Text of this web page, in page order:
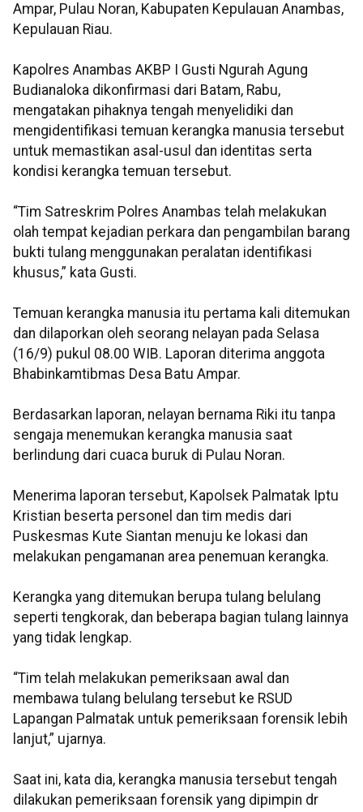
Ampar, Pulau Noran, Kabupaten Kepulauan Anambas,
Kepulauan Riau.
Kapolres Anambas AKBP I Gusti Ngurah Agung
Budianaloka dikonfirmasi dari Batam, Rabu,
mengatakan pihaknya tengah menyelidiki dan
mengidentifikasi temuan kerangka manusia tersebut
untuk memastikan asal-usul dan identitas serta
kondisi kerangka temuan tersebut.
“Tim Satreskrim Polres Anambas telah melakukan
olah tempat kejadian perkara dan pengambilan barang
bukti tulang menggunakan peralatan identifikasi
khusus,” kata Gusti.
Temuan kerangka manusia itu pertama kali ditemukan
dan dilaporkan oleh seorang nelayan pada Selasa
(16/9) pukul 08.00 WIB. Laporan diterima anggota
Bhabinkamtibmas Desa Batu Ampar.
Berdasarkan laporan, nelayan bernama Riki itu tanpa
sengaja menemukan kerangka manusia saat
berlindung dari cuaca buruk di Pulau Noran.
Menerima laporan tersebut, Kapolsek Palmatak Iptu
Kristian beserta personel dan tim medis dari
Puskesmas Kute Siantan menuju ke lokasi dan
melakukan pengamanan area penemuan kerangka.
Kerangka yang ditemukan berupa tulang belulang
seperti tengkorak, dan beberapa bagian tulang lainnya
yang tidak lengkap.
“Tim telah melakukan pemeriksaan awal dan
membawa tulang belulang tersebut ke RSUD
Lapangan Palmatak untuk pemeriksaan forensik lebih
lanjut,” ujarnya.
Saat ini, kata dia, kerangka manusia tersebut tengah
dilakukan pemeriksaan forensik yang dipimpin dr